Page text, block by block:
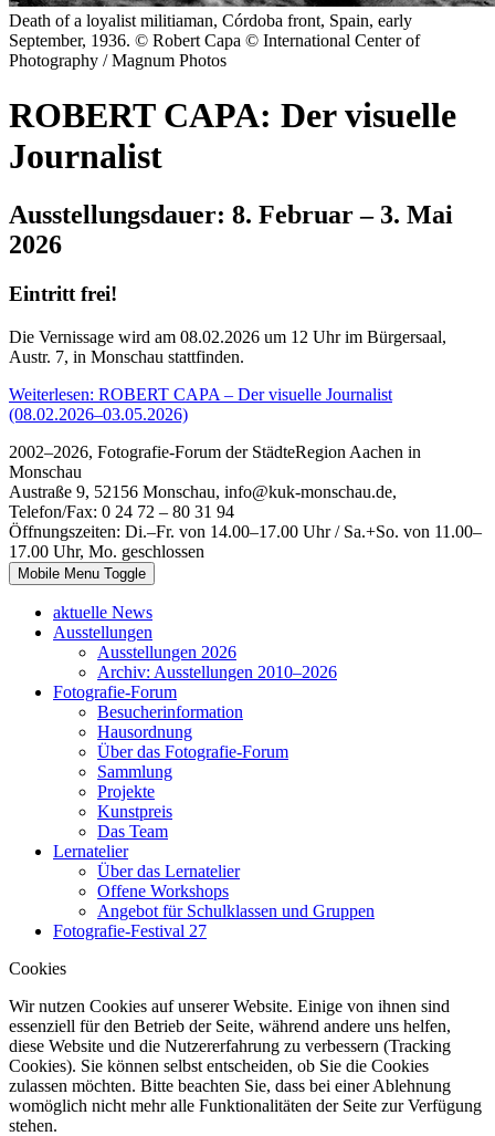
Death of a loyalist militiaman, Córdoba front, Spain, early
September, 1936. © Robert Capa © International Center of
Photography / Magnum Photos
ROBERT CAPA: Der visuelle
Journalist
Ausstellungsdauer: 8. Februar – 3. Mai
2026
Eintritt frei!
Die Vernissage wird am 08.02.2026 um 12 Uhr im Bürgersaal,
Austr. 7, in Monschau stattfinden.
Weiterlesen: ROBERT CAPA – Der visuelle Journalist
(08.02.2026–03.05.2026)
2002–2026, Fotografie-Forum der StädteRegion Aachen in
Monschau
Austraße 9, 52156 Monschau, info@kuk-monschau.de,
Telefon/Fax: 0 24 72 – 80 31 94
Öffnungszeiten: Di.–Fr. von 14.00–17.00 Uhr / Sa.+So. von 11.00–
17.00 Uhr, Mo. geschlossen
Mobile Menu Toggle
aktuelle News
Ausstellungen
Ausstellungen 2026
Archiv: Ausstellungen 2010–2026
Fotografie-Forum
Besucherinformation
Hausordnung
Über das Fotografie-Forum
Sammlung
Projekte
Kunstpreis
Das Team
Lernatelier
Über das Lernatelier
Offene Workshops
Angebot für Schulklassen und Gruppen
Fotografie-Festival 27
Cookies
Wir nutzen Cookies auf unserer Website. Einige von ihnen sind
essenziell für den Betrieb der Seite, während andere uns helfen,
diese Website und die Nutzererfahrung zu verbessern (Tracking
Cookies). Sie können selbst entscheiden, ob Sie die Cookies
zulassen möchten. Bitte beachten Sie, dass bei einer Ablehnung
womöglich nicht mehr alle Funktionalitäten der Seite zur Verfügung
stehen.